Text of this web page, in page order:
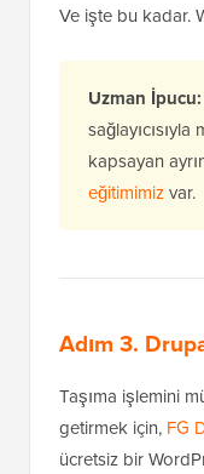
Ve işte bu kadar.
Uzman İpucu:
sağlayıcısıyla
kapsayan
eğitimimizvar.
Adım 3.
Taşıma işlemini
getirmek için, FG
ücretsiz bir